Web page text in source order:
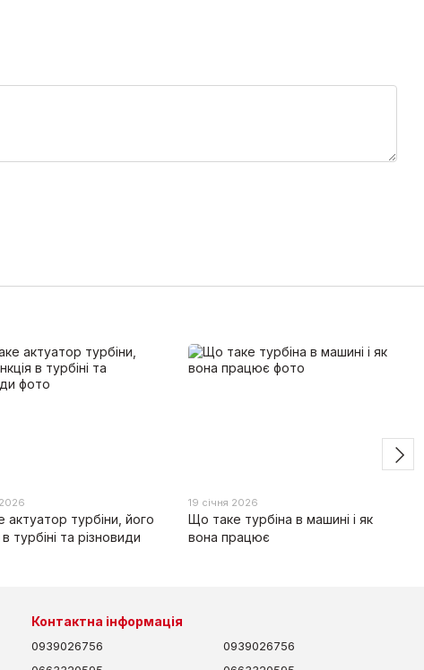
актуатор турбіни, його
турбіні та різновиди
19 січня 2026
Що таке турбіна в машині і як
вона працює
Контактна інформація
0939026756
0939026756